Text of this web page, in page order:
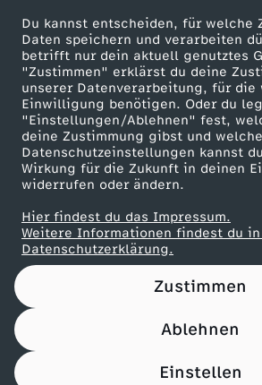
Du kannst entscheiden, für welche
Daten speichern und verarbeiten
betrifft nur dein aktuell genutztes
"Zustimmen" erklärst du deine
unserer Datenverarbeitung, für die
Einwilligung benötigen. Oder du
"Einstellungen/Ablehnen" fest,
deine Zustimmung gibst und
Datenschutzeinstellungen kannst
Wirkung für die Zukunft in deinen
widerrufen oder ändern.
Hier findest du das Impressum.
Weitere Informationen findest du
Datenschutzerklärung.
Zustimmen
Ablehnen
Einstellen
e
r
s
e
i
n
ZDF goes Schule
Werbefernsehen
Mainzelmännchen
Partner
Nutzungsbedingungen
Impressum